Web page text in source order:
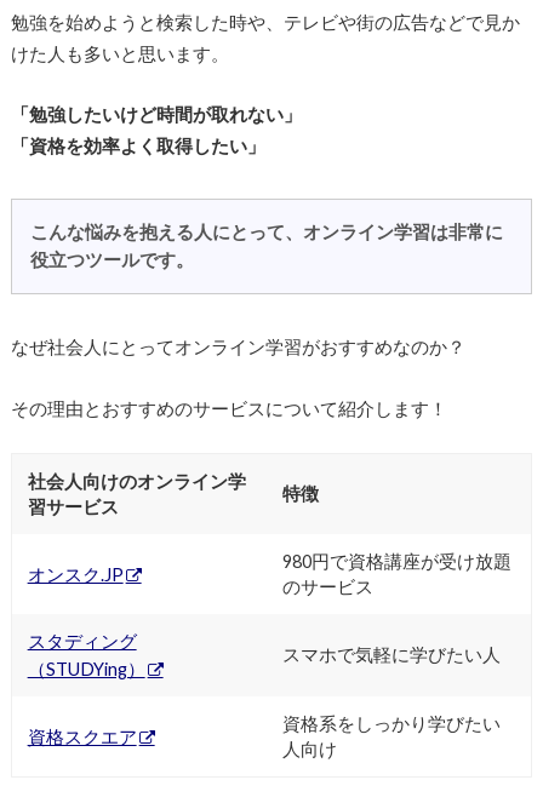
勉強を始めようと検索した時や、テレビや街の広告などで見か
けた人も多いと思います。
「勉強したいけど時間が取れない」
「資格を効率よく取得したい」
こんな悩みを抱える人にとって、オンライン学習は非常に
役立つツールです。
なぜ社会人にとってオンライン学習がおすすめなのか？
その理由とおすすめのサービスについて紹介します！
社会人向けのオンライン学
習サービス
特徴
オンスク.JP
980円で資格講座が受け放題
のサービス
スタディング
（STUDYing）
スマホで気軽に学びたい人
資格スクエア
資格系をしっかり学びたい
人向け